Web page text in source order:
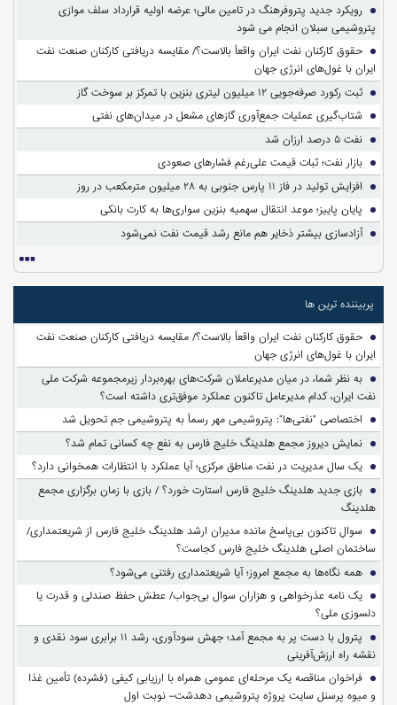
رویکرد جدید پتروفرهنگ در تامین مالی؛ عرضه اولیه قرارداد سلف موازی
پتروشیمی سبلان انجام می شود
حقوق کارکنان نفت ایران واقعاً بالاست؟/ مقایسه دریافتی کارکنان صنعت نفت
ایران با غول‌های انرژی جهان
ثبت رکورد صرفه‌جویی ۱۲ میلیون لیتری بنزین با تمرکز بر سوخت گاز
شتاب‌گیری عملیات جمع‌آوری گازهای مشعل در میدان‌های نفتی
نفت ۵ درصد ارزان شد
بازار نفت؛ ثبات قیمت علی‌رغم فشارهای صعودی
افزایش تولید در فاز ۱۱ پارس جنوبی به ۲۸ میلیون مترمکعب در روز
پایان پاییز؛ موعد انتقال سهمیه بنزین سواری‌ها به کارت بانکی
آزادسازی بیشتر ذخایر هم مانع رشد قیمت نفت نمی‌شود
پربیننده ترین ها
حقوق کارکنان نفت ایران واقعاً بالاست؟/ مقایسه دریافتی کارکنان صنعت نفت
ایران با غول‌های انرژی جهان
به نظر شما، در میان مدیرعاملان شرکت‌های بهره‌بردار زیرمجموعه شرکت ملی
نفت ایران، کدام مدیرعامل تاکنون عملکرد موفق‌تری داشته است؟
اختصاصی "نفتی‌ها": پتروشیمی مهر رسماً به پتروشیمی جم تحویل شد
نمایش دیروز مجمع هلدینگ خلیج فارس به نفع چه کسانی تمام شد؟
یک سال مدیریت در نفت مناطق مرکزی؛ آیا عملکرد با انتظارات همخوانی دارد؟
بازی جدید هلدینگ خلیج فارس استارت خورد؟ / بازی با زمان برگزاری مجمع
هلدینگ
سوالِ تاکنون بی‌پاسخ مانده مدیران ارشد هلدینگ خلیج فارس از شریعتمداری/
ساختمان اصلی هلدینگ خلیج فارس کجاست؟
همه نگاه‌ها به مجمع امروز؛ آیا شریعتمداری رفتنی می‌شود؟
یک نامه عذرخواهی و هزاران سوال بی‌جواب/ عطش حفظ صندلی و قدرت یا
دلسوزی ملی؟
پترول با دست پر به مجمع آمد؛ جهش سودآوری، رشد ۱۱ برابری سود نقدی و
نقشه راه ارزش‌آفرینی
فراخوان مناقصه یک مرحله‌ای عمومی همراه با ارزیابی کیفی (فشرده) تأمین غذا
و میوه پرسنل سایت پروژه پتروشیمی دهدشت– نوبت اول